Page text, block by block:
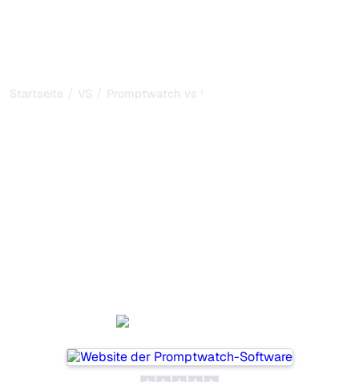
Startseite / VS / Promptwatch vs Waikay